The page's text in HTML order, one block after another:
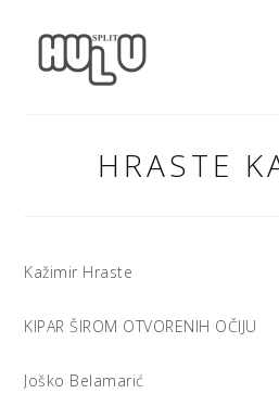
HRASTE
Kažimir Hraste
KIPAR ŠIROM OTVORENIH OČIJU
Joško Belamarić